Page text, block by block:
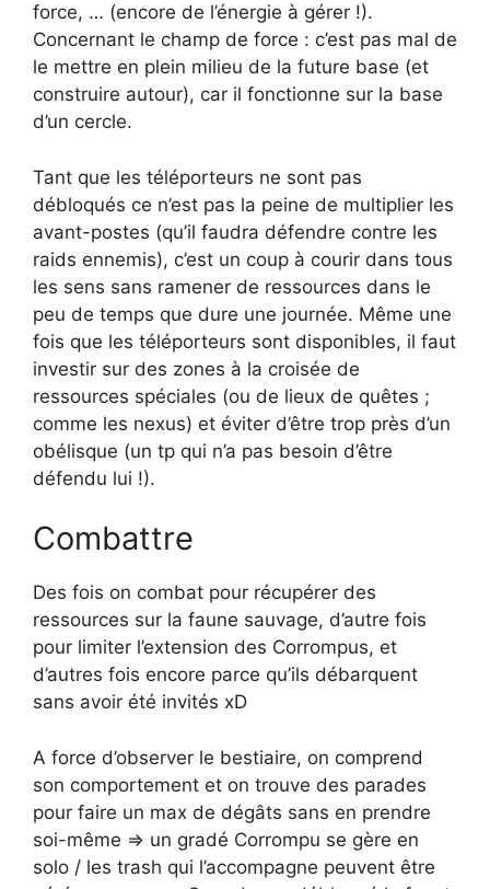
force, … (encore de l’énergie à gérer !).
Concernant le champ de force : c’est pas mal de
le mettre en plein milieu de la future base (et
construire autour), car il fonctionne sur la base
d’un cercle.
Tant que les téléporteurs ne sont pas
débloqués ce n’est pas la peine de multiplier les
avant-postes (qu’il faudra défendre contre les
raids ennemis), c’est un coup à courir dans tous
les sens sans ramener de ressources dans le
peu de temps que dure une journée. Même une
fois que les téléporteurs sont disponibles, il faut
investir sur des zones à la croisée de
ressources spéciales (ou de lieux de quêtes ;
comme les nexus) et éviter d’être trop près d’un
obélisque (un tp qui n’a pas besoin d’être
défendu lui !).
Combattre
Des fois on combat pour récupérer des
ressources sur la faune sauvage, d’autre fois
pour limiter l’extension des Corrompus, et
d’autres fois encore parce qu’ils débarquent
sans avoir été invités xD
A force d’observer le bestiaire, on comprend
son comportement et on trouve des parades
pour faire un max de dégâts sans en prendre
soi-même => un gradé Corrompu se gère en
solo / les trash qui l’accompagne peuvent être